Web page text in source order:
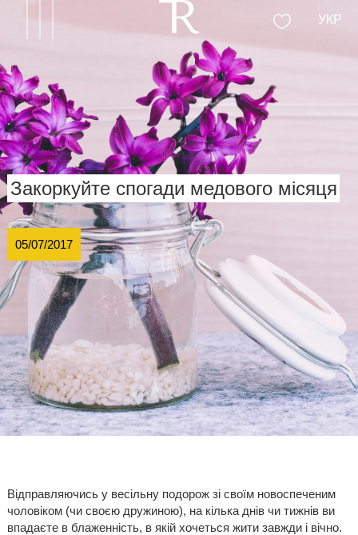
УКР
Закоркуйте спогади медового місяця
05/07/2017
Відправляючись у весільну подорож зі своїм новоспеченим
чоловіком (чи своєю дружиною), на кілька днів чи тижнів ви
впадаєте в блаженність, в якій хочеться жити завжди і вічно.